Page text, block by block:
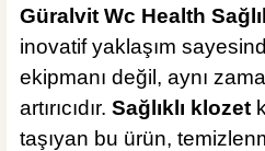
Güralvit Wc Health
inovatif yaklaşım
ekipmanı değil, aynı
artırıcıdır. Sağlıklı klozet
taşıyan bu ürün,